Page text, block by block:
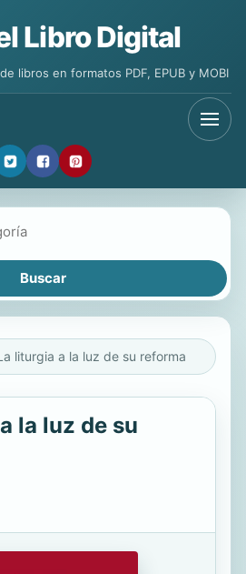
Libro Digital
libros en formatos PDF, EPUB y MOBI
liturgia a la luz de su reforma
la luz de su